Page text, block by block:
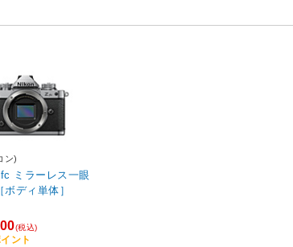
ン)
ミラーレス一眼
カメラ ［ボディ単体］
(税込)
ント